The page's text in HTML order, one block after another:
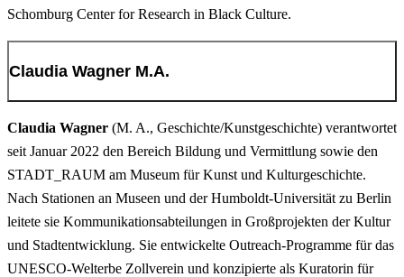
Schomburg Center for Research in Black Culture.
Claudia Wagner M.A.
Claudia Wagner (M. A., Geschichte/Kunstgeschichte) verantwortet
seit Januar 2022 den Bereich Bildung und Vermittlung sowie den
STADT_RAUM am Museum für Kunst und Kulturgeschichte.
Nach Stationen an Museen und der Humboldt-Universität zu Berlin
leitete sie Kommunikationsabteilungen in Großprojekten der Kultur
und Stadtentwicklung. Sie entwickelte Outreach-Programme für das
UNESCO-Welterbe Zollverein und konzipierte als Kuratorin für